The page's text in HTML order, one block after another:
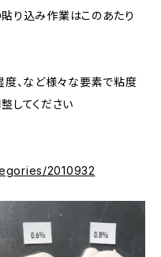
り込み作業はこのあたり
度、など様々な要素で粘度
してください
2010932